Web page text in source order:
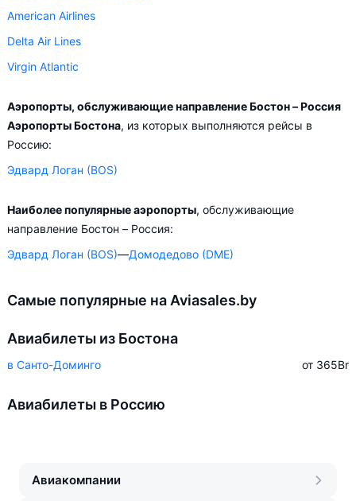
American Airlines
Delta Air Lines
Virgin Atlantic
Аэропорты, обслуживающие направление Бостон – Россия
Аэропорты Бостона, из которых выполняются рейсы в
Россию:
Эдвард Логан (BOS)
Наиболее популярные аэропорты, обслуживающие
направление Бостон – Россия:
Эдвард Логан (BOS)—Домодедово (DME)
Самые популярные на Aviasales.by
Авиабилеты из Бостона
в Санто-Доминго от 365Br
Авиабилеты в Россию
Авиакомпании